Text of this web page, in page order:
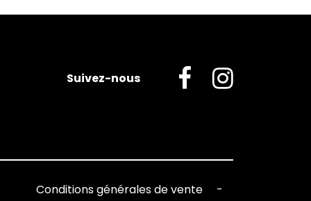
Suivez-nous
Conditions générales de vente
-